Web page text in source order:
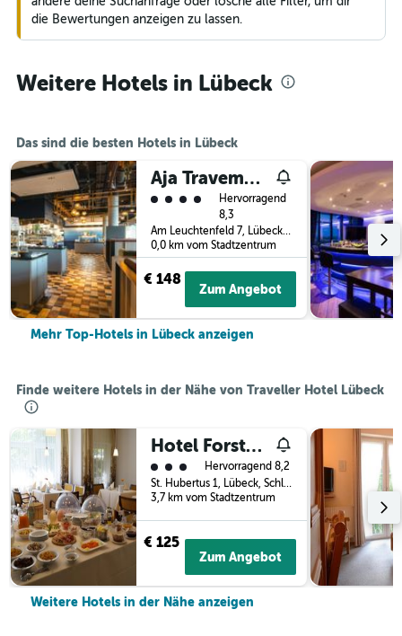
die Bewertungen anzeigen zu lassen.
Weitere Hotels in Lübeck
Das sind die besten Hotels in Lübeck
Aja Travemunde
Bewertungskategorie 4
Hervorragend
8,3
Am Leuchtenfeld 7, Lübeck, Schleswig-Holstein, Deutschland
0,0 km vom Stadtzentrum
€ 148
Zum Angebot
Mehr Top-Hotels in Lübeck anzeigen
Finde weitere Hotels in der Nähe von Traveller Hotel Lübeck
Hotel Forsthaus St. Hubertus
Bewertungskategorie 3
Hervorragend 8,2
St. Hubertus 1, Lübeck, Schleswig-Holstein, Deutschland
3,7 km vom Stadtzentrum
€ 125
Zum Angebot
Weitere Hotels in der Nähe anzeigen